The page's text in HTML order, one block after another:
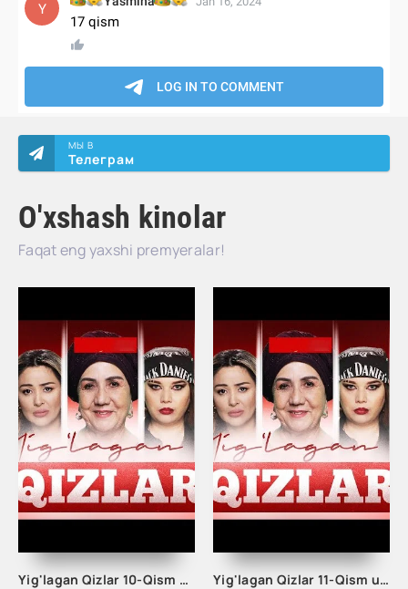
O'xshash kinolar
Faqat eng yaxshi premyeralar!
МЫ В
Телеграм
Yig'lagan Qizlar 10-Qism uzbek tilida Yig'lagan Qizlar 11-Qism uzbek tilida